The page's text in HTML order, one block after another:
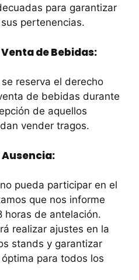
para garantizar
pertenencias.
de Bebidas:
reserva el derecho
de bebidas durante
de aquellos
vender tragos.
pueda participar en el
que nos informe
horas de antelación.
realizar ajustes en la
stands y garantizar
para todos los